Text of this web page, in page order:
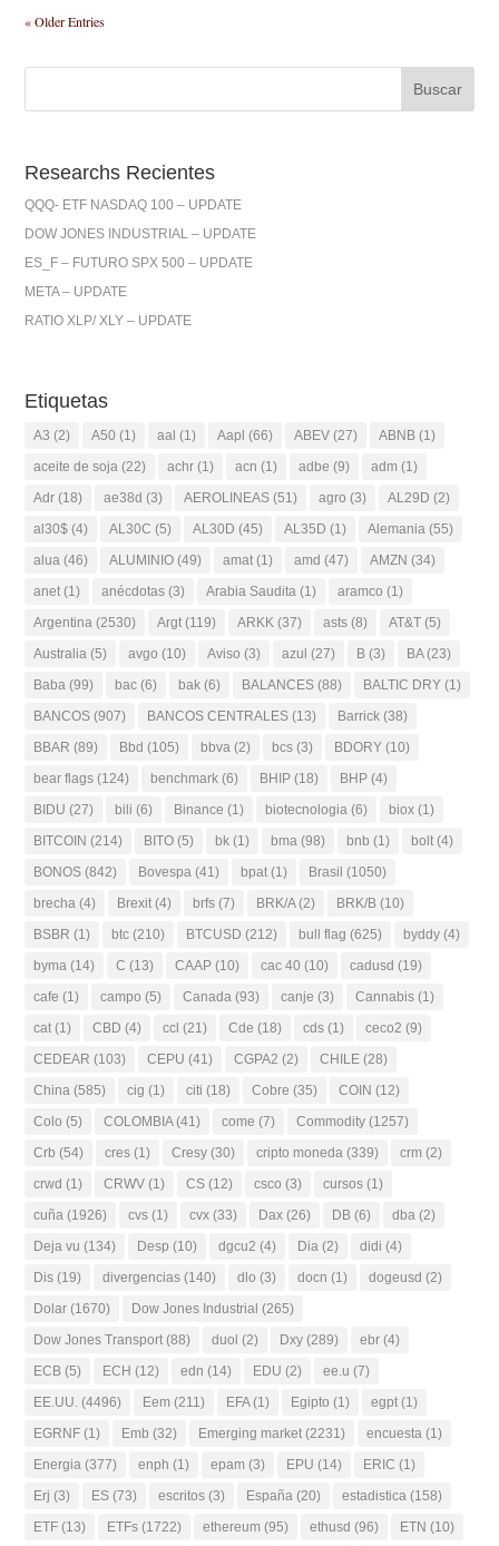
« Older Entries
Researchs Recientes
QQQ- ETF NASDAQ 100 – UPDATE
DOW JONES INDUSTRIAL – UPDATE
ES_F – FUTURO SPX 500 – UPDATE
META – UPDATE
RATIO XLP/ XLY – UPDATE
Etiquetas
A3 (2) A50 (1) aal (1) Aapl (66) ABEV (27) ABNB (1)
aceite de soja (22) achr (1) acn (1) adbe (9) adm (1)
Adr (18) ae38d (3) AEROLINEAS (51) agro (3) AL29D (2)
al30$ (4) AL30C (5) AL30D (45) AL35D (1) Alemania (55)
alua (46) ALUMINIO (49) amat (1) amd (47) AMZN (34)
anet (1) anécdotas (3) Arabia Saudita (1) aramco (1)
Argentina (2530) Argt (119) ARKK (37) asts (8) AT&T (5)
Australia (5) avgo (10) Aviso (3) azul (27) B (3) BA(23)
Baba (99) bac (6) bak (6) BALANCES (88) BALTIC DRY (1)
BANCOS (907) BANCOS CENTRALES (13) Barrick (38)
BBAR (89) Bbd (105) bbva (2) bcs (3) BDORY (10)
bear flags (124) benchmark (6) BHIP (18) BHP (4)
BIDU (27) bili (6) Binance (1) biotecnologia (6) biox (1)
BITCOIN (214) BITO (5) bk (1) bma (98) bnb (1) bolt (4)
BONOS (842) Bovespa (41) bpat (1) Brasil (1050)
brecha (4) Brexit (4) brfs (7) BRK/A(2) BRK/B (10)
BSBR (1) btc (210) BTCUSD (212) bull flag (625) byddy (4)
byma (14) C (13) CAAP (10) cac 40 (10) cadusd (19)
cafe (1) campo (5) Canada (93) canje (3) Cannabis (1)
cat (1) CBD (4) ccl (21) Cde (18) cds (1) ceco2 (9)
CEDEAR (103) CEPU (41) CGPA2 (2) CHILE (28)
China (585) cig (1) citi (18) Cobre (35) COIN (12)
Colo (5) COLOMBIA(41) come (7) Commodity (1257)
Crb (54) cres (1) Cresy (30) cripto moneda (339) crm (2)
crwd (1) CRWV (1) CS (12) csco (3) cursos (1)
cuña (1926) cvs (1) cvx (33) Dax (26) DB (6) dba (2)
Deja vu (134) Desp (10) dgcu2 (4) Dia (2) didi (4)
Dis (19) divergencias (140) dlo (3) docn (1) dogeusd (2)
Dolar (1670) Dow Jones Industrial (265)
Dow Jones Transport (88) duol (2) Dxy (289) ebr (4)
ECB (5) ECH (12) edn (14) EDU (2) ee.u (7)
EE.UU. (4496) Eem (211) EFA(1) Egipto (1) egpt (1)
EGRNF (1) Emb (32) Emerging market (2231) encuesta (1)
Energia (377) enph (1) epam (3) EPU (14) ERIC (1)
Erj (3) ES (73) escritos (3) España (20) estadistica (158)
ETF (13) ETFs (1722) ethereum (95) ethusd (96) ETN (10)